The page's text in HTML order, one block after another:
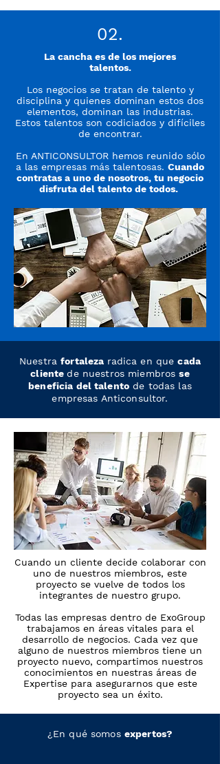
02.
La cancha es de los mejores
talentos.
Los negocios se tratan de talento y
disciplina y quienes dominan estos dos
elementos, dominan las industrias.
Estos talentos son codiciados y difíciles
de encontrar.
En ANTICONSULTOR hemos reunido sólo
a las empresas más talentosas. Cuando
contratas a uno de nosotros, tu negocio
disfruta del talento de todos.
Nuestrafortaleza radica en quecada
clientede nuestros miembrosse
beneficia del talento de todas las
empresas Anticonsultor.
Cuando un cliente decide colaborar con
uno de nuestros miembros, este
proyecto se vuelve de todos los
integrantes de nuestro grupo.
Todas las empresas dentro de ExoGroup
trabajamos en áreas vitales para el
desarrollo de negocios. Cada vez que
alguno de nuestros miembros tiene un
proyecto nuevo, compartimos nuestros
conocimientos en nuestras áreas de
Expertise para asegurarnos que este
proyecto sea un éxito.
¿En qué somos expertos?